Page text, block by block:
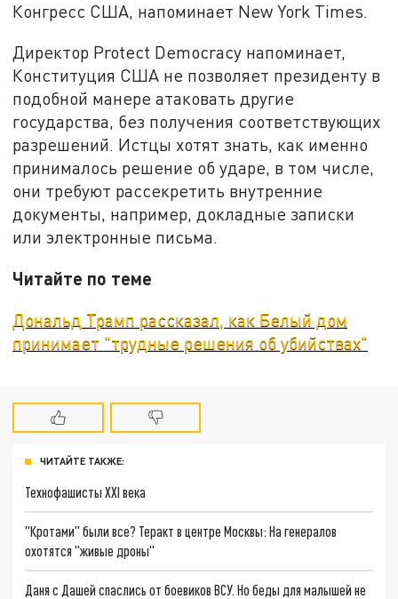
Конгресс США, напоминает New York Times.
Директор Protect Democracy напоминает,
Конституция США не позволяет президенту в
подобной манере атаковать другие
государства, без получения соответствующих
разрешений. Истцы хотят знать, как именно
принималось решение об ударе, в том числе,
они требуют рассекретить внутренние
документы, например, докладные записки
или электронные письма.
Читайте по теме
Дональд Трамп рассказал, как Белый дом
принимает "трудные решения об убийствах"
ЧИТАЙТЕ ТАКЖЕ:
Технофашисты XXI века
"Кротами" были все? Теракт в центре Москвы: На генералов
охотятся "живые дроны"
Даня с Дашей спаслись от боевиков ВСУ. Но беды для малышей не